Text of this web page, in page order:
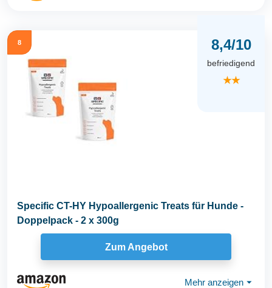
8 8,4/10
befriedigend
★★
Specific CT-HY Hypoallergenic Treats für Hunde -
Doppelpack - 2 x 300g
Zum Angebot
Mehr anzeigen ⏷